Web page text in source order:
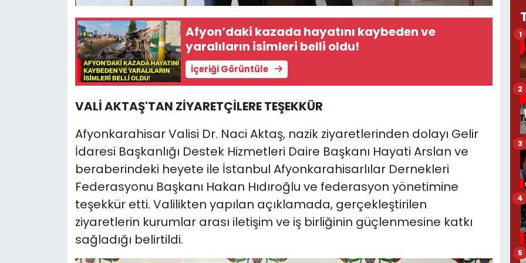
Afyon’daki kazada hayatını kaybeden ve
yaralıların isimleri belli oldu!
İçeriği Görüntüle
VALİ AKTAŞ'TAN ZİYARETÇİLERE TEŞEKKÜR
Afyonkarahisar Valisi Dr. Naci Aktaş, nazik ziyaretlerinden dolayı Gelir
İdaresi Başkanlığı Destek Hizmetleri Daire Başkanı Hayati Arslan ve
beraberindeki heyete ile İstanbul Afyonkarahisarlılar Dernekleri
Federasyonu Başkanı Hakan Hıdıroğlu ve federasyon yönetimine
teşekkür etti. Valilikten yapılan açıklamada, gerçekleştirilen
ziyaretlerin kurumlar arası iletişim ve iş birliğinin güçlenmesine katkı
sağladığı belirtildi.
1
2
3
4
5